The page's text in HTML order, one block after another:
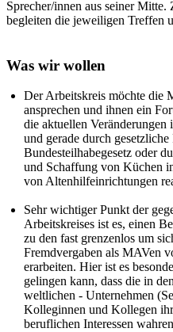
Sprecher/innen aus seiner
begleiten die jeweiligen Treffen
Was wir wollen
Der Arbeitskreis möchte die
ansprechen und ihnen ein
die aktuellen
und gerade durch
Bundesteilhabegesetz oder
und Schaffung von Küchen
von Altenhilfeinrichtungen
Sehr wichtiger Punkt der
Arbeitskreises ist es, einen
zu den fast grenzenlos um
Fremdvergaben als MAVen
erarbeiten. Hier ist es
gelingen kann, dass die in
weltlichen - Unternehmen
Kolleginnen und Kollegen
beruflichen Interessen